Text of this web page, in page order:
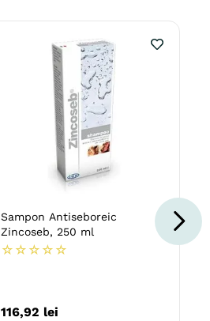
Sampon Antiseboreic
Zincoseb, 250 ml
☆ ☆ ☆ ☆ ☆
116,92 lei